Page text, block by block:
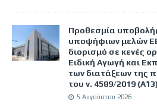
Προθεσμία
υποψήφιων μελών
διορισμό σε κενές
Ειδική Αγωγή και
των διατάξεων της
του ν. 4589/2019
5 Αυγούστου 2026